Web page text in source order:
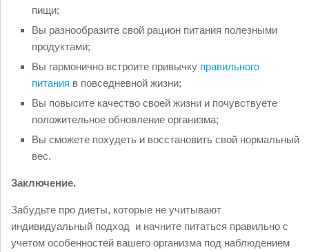
пищи;
Вы разнообразите свой рацион питания полезными
продуктами;
Вы гармонично встроите привычку правильного
питания в повседневной жизни;
Вы повысите качество своей жизни и почувствуете
положительное обновление организма;
Вы сможете похудеть и восстановить свой нормальный
вес.
Заключение.
Забудьте про диеты, которые не учитывают
индивидуальный подход и начните питаться правильно с
учетом особенностей вашего организма под наблюдением